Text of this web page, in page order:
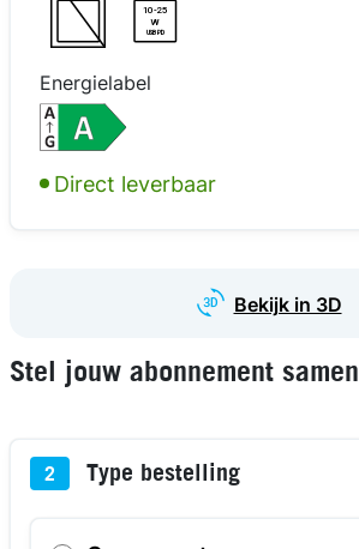
in 3D
in 3D
in 3D
10-25
W
USB PD
Energielabel
Direct leverbaar
Bekijk in 3D
Stel jouw abonnement samen
2 Type bestelling